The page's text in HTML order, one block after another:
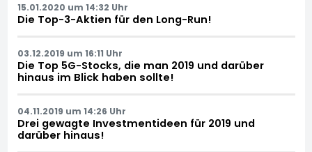
15.01.2020 um 14:32 Uhr
Die Top-3-Aktien für den Long-Run!
03.12.2019 um 16:11 Uhr
Die Top 5G-Stocks, die man 2019 und darüber
hinaus im Blick haben sollte!
04.11.2019 um 14:26 Uhr
Drei gewagte Investmentideen für 2019 und
darüber hinaus!